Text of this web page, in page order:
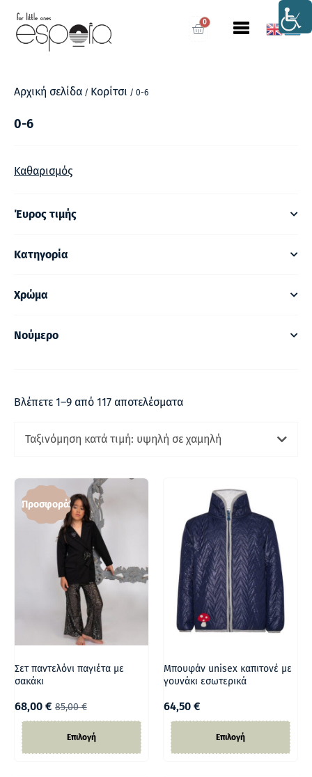
0
Αρχική σελίδα / Κορίτσι / 0-6
0-6
Καθαρισμός
Έυρος τιμής
Κατηγορία
Χρώμα
Νούμερο
Βλέπετε 1–9 από 117 αποτελέσματα
Ταξινόμηση κατά τιμή: υψηλή σε χαμηλή
Προσφορά!
Σετ παντελόνι παγιέτα με
σακάκι
85,00€
68,00 €
Επιλογή
Μπουφάν unisex καπιτονέ με
γουνάκι εσωτερικά
64,50 €
Επιλογή